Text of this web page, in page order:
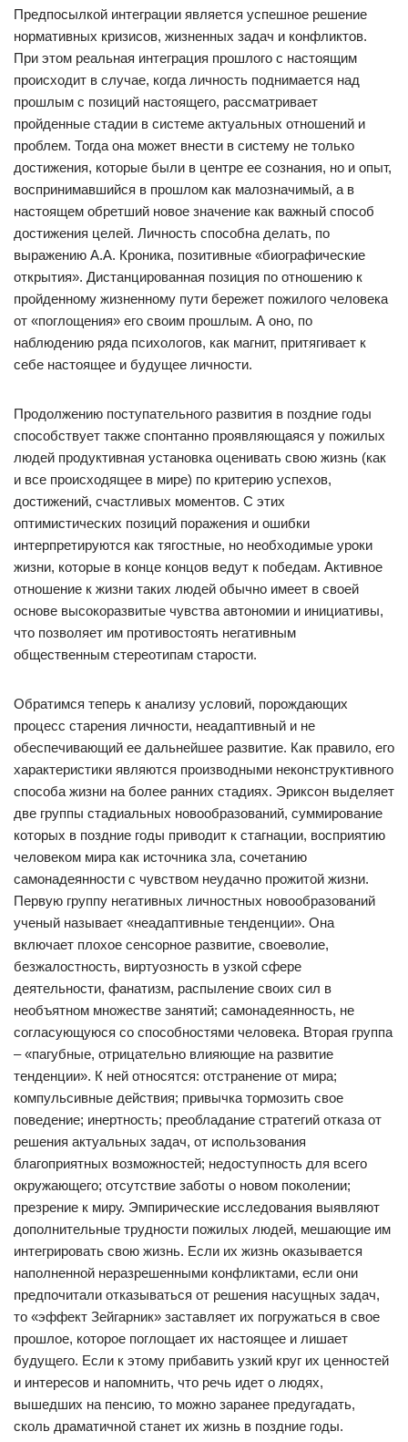
Предпосылкой интеграции является успешное решение
нормативных кризисов, жизненных задач и конфликтов.
При этом реальная интеграция прошлого с настоящим
происходит в случае, когда личность поднимается над
прошлым с позиций настоящего, рассматривает
пройденные стадии в системе актуальных отношений и
проблем. Тогда она может внести в систему не только
достижения, которые были в центре ее сознания, но и опыт,
воспринимавшийся в прошлом как малозначимый, а в
настоящем обретший новое значение как важный способ
достижения целей. Личность способна делать, по
выражению А.А. Кроника, позитивные «биографические
открытия». Дистанцированная позиция по отношению к
пройденному жизненному пути бережет пожилого человека
от «поглощения» его своим прошлым. А оно, по
наблюдению ряда психологов, как магнит, притягивает к
себе настоящее и будущее личности.
Продолжению поступательного развития в поздние годы
способствует также спонтанно проявляющаяся у пожилых
людей продуктивная установка оценивать свою жизнь (как
и все происходящее в мире) по критерию успехов,
достижений, счастливых моментов. С этих
оптимистических позиций поражения и ошибки
интерпретируются как тягостные, но необходимые уроки
жизни, которые в конце концов ведут к победам. Активное
отношение к жизни таких людей обычно имеет в своей
основе высокоразвитые чувства автономии и инициативы,
что позволяет им противостоять негативным
общественным стереотипам старости.
Обратимся теперь к анализу условий, порождающих
процесс старения личности, неадаптивный и не
обеспечивающий ее дальнейшее развитие. Как правило, его
характеристики являются производными неконструктивного
способа жизни на более ранних стадиях. Эриксон выделяет
две группы стадиальных новообразований, суммирование
которых в поздние годы приводит к стагнации, восприятию
человеком мира как источника зла, сочетанию
самонадеянности с чувством неудачно прожитой жизни.
Первую группу негативных личностных новообразований
ученый называет «неадаптивные тенденции». Она
включает плохое сенсорное развитие, своеволие,
безжалостность, виртуозность в узкой сфере
деятельности, фанатизм, распыление своих сил в
необъятном множестве занятий; самонадеянность, не
согласующуюся со способностями человека. Вторая группа
– «пагубные, отрицательно влияющие на развитие
тенденции». К ней относятся: отстранение от мира;
компульсивные действия; привычка тормозить свое
поведение; инертность; преобладание стратегий отказа от
решения актуальных задач, от использования
благоприятных возможностей; недоступность для всего
окружающего; отсутствие заботы о новом поколении;
презрение к миру. Эмпирические исследования выявляют
дополнительные трудности пожилых людей, мешающие им
интегрировать свою жизнь. Если их жизнь оказывается
наполненной неразрешенными конфликтами, если они
предпочитали отказываться от решения насущных задач,
то «эффект Зейгарник» заставляет их погружаться в свое
прошлое, которое поглощает их настоящее и лишает
будущего. Если к этому прибавить узкий круг их ценностей
и интересов и напомнить, что речь идет о людях,
вышедших на пенсию, то можно заранее предугадать,
сколь драматичной станет их жизнь в поздние годы.